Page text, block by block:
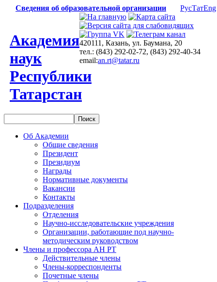
Сведения об образовательной организации РусТатEng
Академия
наук
Республики
Татарстан
420111, Казань, ул. Баумана, 20
тел.: (843) 292-02-72, (843) 292-40-34
email:an.rt@tatar.ru
Об Академии
Общие сведения
Президент
Президиум
Награды
Нормативные документы
Вакансии
Контакты
Подразделения
Отделения
Научно-исследовательские учреждения
Организации, работающие под научно-
методическим руководством
Члены и профессора АН РТ
Действительные члены
Члены-корреспонденты
Почетные члены